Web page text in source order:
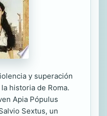
y superación
historia de Roma.
Apia Pópulus
Sextus, un